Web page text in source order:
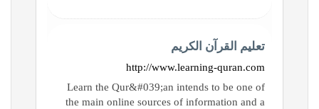
تعليم القرآن الكريم
http://www.learning-quran.com
Learn the Qur&#039;an intends to be one of
the main online sources of information and a